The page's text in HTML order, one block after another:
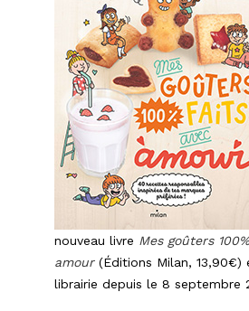
nouveau livre Mes goûters
amour(Éditions Milan, 13,90€)
librairie depuis le 8 septembre